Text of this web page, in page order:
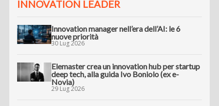
INNOVATION LEADER
Innovation manager nell’era dell’AI: le 6
nuove priorità
30 Lug 2026
Elemaster crea un innovation hub per startup
deep tech, alla guida Ivo Boniolo (ex e-
Novia)
29 Lug 2026